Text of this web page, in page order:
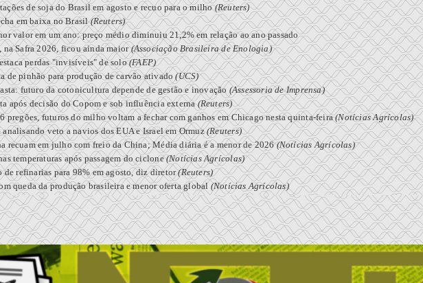
de soja do Brasil em agosto e recuo para o milho(Reuters)
em baixa no Brasil(Reuters)
valor em um ano: preço médio diminuiu 21,2% em relação ao ano passado
na Safra 2026, ficou ainda maior(Associação Brasileira de Enologia)
perdas "invisíveis" de solo(FAEP)
de pinhão para produção de carvão ativado(UCS)
futuro da cotonicultura depende de gestão e inovação (Assessoria de Imprensa)
após decisão do Copom e sob influência externa(Reuters)
pregões, futuros do milho voltam a fechar com ganhos em Chicago nesta quinta-feira(Notícias Agrícolas)
analisando veto a navios dos EUA e Israel em Ormuz(Reuters)
recuam em julho com freio da China; Média diária é a menor de 2026(Notícias Agrícolas)
temperaturas após passagem do ciclone(Notícias Agrícolas)
de refinarias para 98% em agosto, diz diretor(Reuters)
queda da produção brasileira e menor oferta global (Notícias Agrícolas)